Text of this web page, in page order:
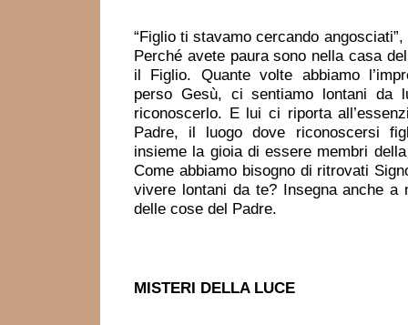
“Figlio ti stavamo cercando
Perché avete paura sono nella casa
il Figlio. Quante volte abbiamo
perso Gesù, ci sentiamo lontani da
riconoscerlo. E lui ci riporta
Padre, il luogo dove riconoscersi
insieme la gioia di essere membri
Come abbiamo bisogno di ritrovati
vivere lontani da te? Insegna anche a
delle cose del Padre.
MISTERI DELLA LUCE